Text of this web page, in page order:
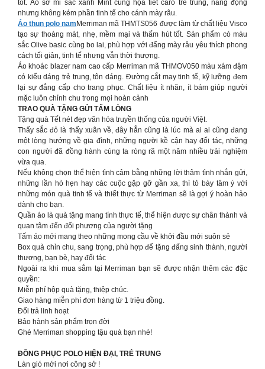
tốt. Áo sơ mi sắc xanh Mint cùng họa tiết caro trẻ trung, năng động
nhưng không kém phần tinh tế cho cánh mày râu.
Áo thun polo nam Merriman mã THMTS056 được làm từ chất liệu Visco
tạo sự thoáng mát, nhẹ, mềm mại và thấm hút tốt. Sản phẩm có màu
sắc Olive basic cùng bo lai, phù hợp với đấng mày râu yêu thích phong
cách tối giản, tinh tế nhưng vẫn thời thượng.
Áo khoác blazer nam cao cấp Merriman mã THMOV050 màu xám đậm
có kiểu dáng trẻ trung, tôn dáng. Đường cắt may tinh tế, kỹ lưỡng đem
lại sự đẳng cấp cho trang phục. Chất liệu ít nhăn, ít bám giúp người
mặc luôn chỉnh chu trong mọi hoàn cảnh
TRAO QUÀ TẶNG GỬI TẤM LÒNG
Tặng quà Tết nét đẹp văn hóa truyền thống của người Việt.
Thấy sắc đỏ là thấy xuân về, đây hẳn cũng là lúc mà ai ai cũng đang
một lòng hướng về gia đình, những người kề cận hay đối tác, những
con người đã đồng hành cùng ta ròng rã một năm nhiều trải nghiệm
vừa qua.
Nếu không chọn thể hiện tình cảm bằng những lời thâm tình nhắn gửi,
những lần hò hẹn hay các cuộc gặp gỡ gần xa, thì tỏ bày tâm ý với
những món quà tinh tế và thiết thực từ Merriman sẽ là gợi ý hoàn hảo
dành cho bạn.
Quần áo là quà tặng mang tính thực tế, thể hiện được sự chân thành và
quan tâm đến đối phương của người tặng
Tấm áo mới mang theo những mong cầu về khởi đầu mới suôn sẻ
Box quà chỉn chu, sang trọng, phù hợp để tặng đấng sinh thành, người
thương, bạn bè, hay đối tác
Ngoài ra khi mua sắm tại Merriman bạn sẽ được nhận thêm các đặc
quyền:
Miễn phí hộp quà tặng, thiệp chúc.
Giao hàng miễn phí đơn hàng từ 1 triệu đồng.
Đổi trả linh hoạt
Bảo hành sản phẩm trọn đời
Ghé Merriman shopping tậu quà bạn nhé!
ĐỒNG PHỤC POLO HIỆN ĐẠI, TRẺ TRUNG
Làn gió mới nơi công sở !